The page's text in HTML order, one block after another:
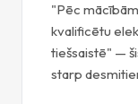
"Pēc
kvalificētu
tiešsaistē" —
starp